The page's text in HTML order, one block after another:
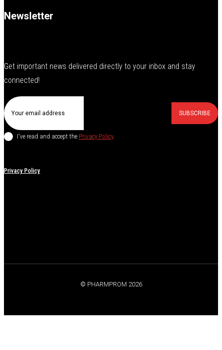
Newsletter
Get important news delivered directly to your inbox and stay
connected!
SUBSCRIBE
I've read and accept the Privacy Policy.
Privacy Policy
© PHARMPROM 2026